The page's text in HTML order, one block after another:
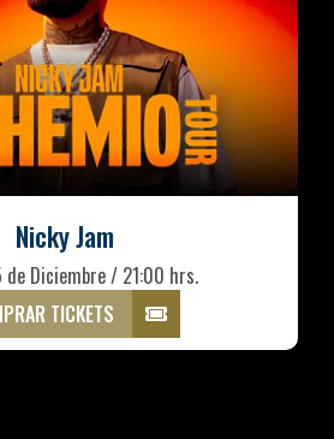
Nicky Jam
de Diciembre / 21:00 hrs.
TICKETS